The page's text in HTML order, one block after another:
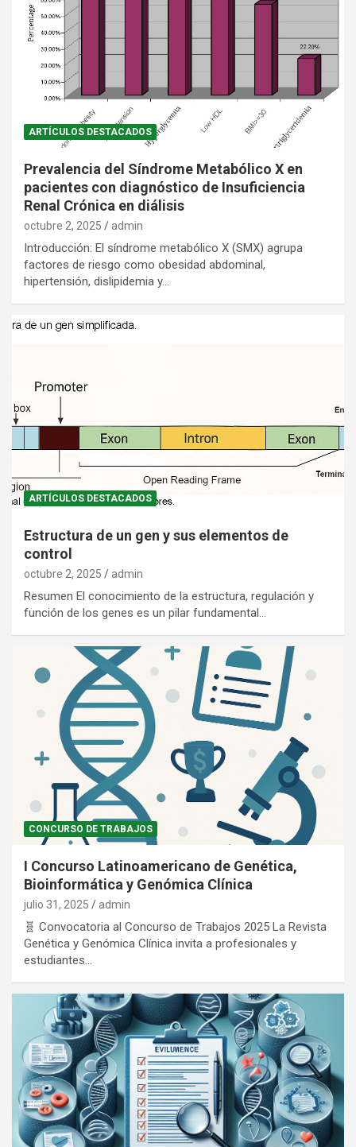
ARTÍCULOS DESTACADOS
Prevalencia del Síndrome Metabólico X en
pacientes con diagnóstico de Insuficiencia
Renal Crónica en diálisis
octubre 2, 2025 admin
Introducción: El síndrome metabólico X (SMX) agrupa
factores de riesgo como obesidad abdominal,
hipertensión, dislipidemia y…
ARTÍCULOS DESTACADOS
Estructura de un gen y sus elementos de
control
octubre 2, 2025 admin
Resumen El conocimiento de la estructura, regulación y
función de los genes es un pilar fundamental…
CONCURSO DE TRABAJOS
I Concurso Latinoamericano de Genética,
Bioinformática y Genómica Clínica
julio 31, 2025 admin
🧬 Convocatoria al Concurso de Trabajos 2025 La Revista
Genética y Genómica Clínica invita a profesionales y
estudiantes…